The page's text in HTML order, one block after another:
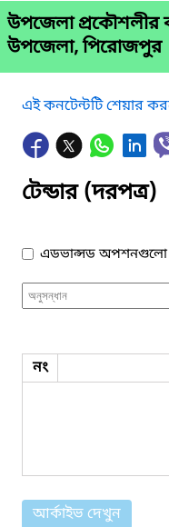
উপজেলা প্রকৌশলীর
উপজেলা, পিরোজপুর
এই কনটেন্টটি শেয়ার
টেন্ডার (দরপত্র)
এডভান্সড অপশনগুলো
নং
আর্কাইভ দেখুন